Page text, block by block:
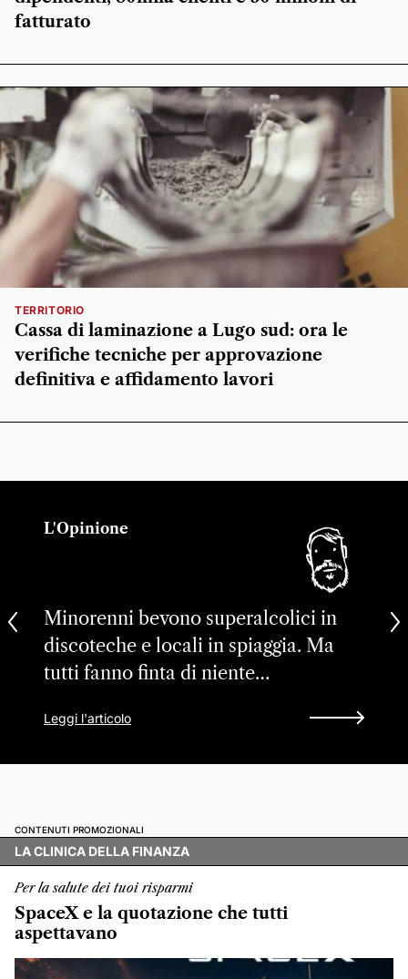
fatturato
TERRITORIO
Cassa di laminazione a Lugo sud: ora le
verifiche tecniche per approvazione
definitiva e affidamento lavori
L'Opinione
Minorenni bevono superalcolici in
discoteche e locali in spiaggia. Ma
tutti fanno finta di niente…
Leggi l'articolo
CONTENUTI PROMOZIONALI
LA CLINICA DELLA FINANZA
Per la salute dei tuoi risparmi
SpaceX e la quotazione che tutti
aspettavano